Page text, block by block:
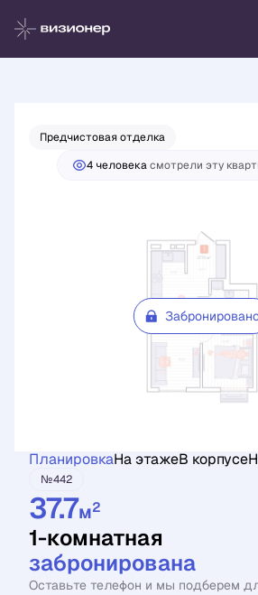
1-комнатная
Предчистовая отделка
4 человекaсмотрели эту
ПланировкаНа этажеВ корпусе
№442
37.7м2
1-комнатная
забронирована
Оставьте телефон и мы подберем